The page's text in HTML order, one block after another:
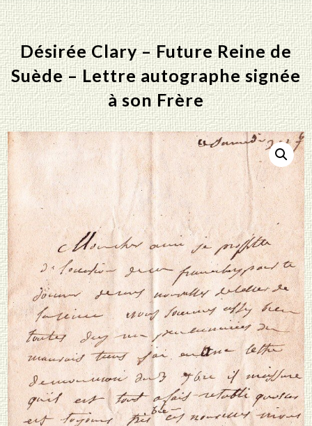
Désirée Clary – Future Reine de
Suède – Lettre autographe signée
à son Frère